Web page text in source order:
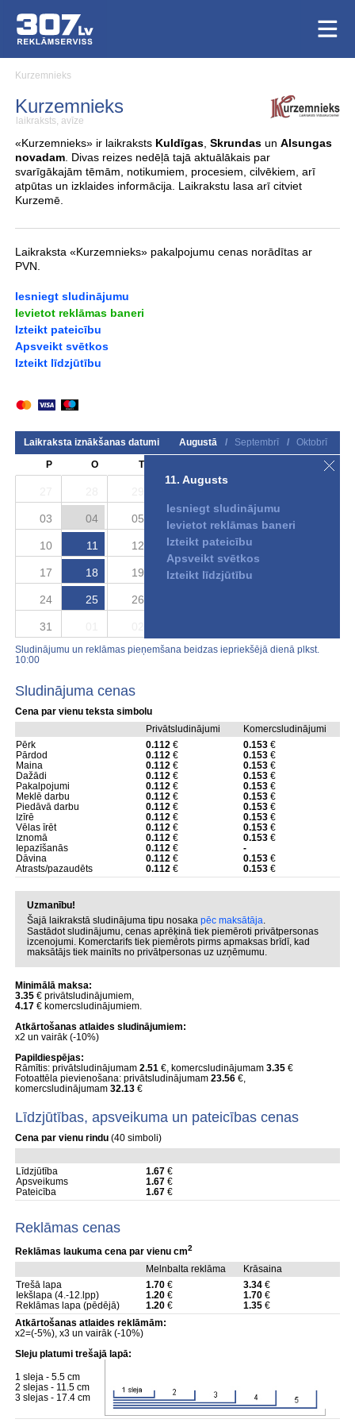
Kurzemnieks
Kurzemnieks
laikraksts, avīze
«Kurzemnieks» ir laikraksts Kuldīgas, Skrundasun Alsungas
novadam. Divas reizes nedēļā tajā aktuālākais par
svarīgākajām tēmām, notikumiem, procesiem, cilvēkiem, arī
atpūtas un izklaides informācija. Laikrakstu lasa arī citviet
Kurzemē.
Laikraksta «Kurzemnieks» pakalpojumu cenas norādītas ar
PVN.
Iesniegt sludinājumu
Ievietot reklāmas baneri
Izteikt pateicību
Apsveikt svētkos
Izteikt līdzjūtību
Laikraksta iznākšanas datumi Augustā / Septembrī /
Oktobrī
P
O T S
03 04 05 06 07
10 11 12 13 14
17 18 19 20 21
24 25 26
31
11. Augusts
Iesniegt sludinājumu
Ievietot reklāmas baneri
Izteikt pateicību
Apsveikt svētkos
Izteikt līdzjūtību
Sludinājumu un reklāmas pieņemšana beidzas iepriekšējā dienā plkst.
10:00
Sludinājuma cenas
Cena par vienu teksta simbolu
Privātsludinājumi
Komercsludinājumi
Pērk
0.112€ 0.153€
Pārdod
0.112€ 0.153€
Maina
0.112€ 0.153€
Dažādi
0.112€ 0.153€
Pakalpojumi
0.112€ 0.153€
Meklē darbu
0.112€ 0.153€
Piedāvā darbu
0.112€ 0.153€
Izīrē
0.112€ 0.153€
Vēlas īrēt
0.112€ 0.153€
Iznomā
0.112€ 0.153€
Iepazīšanās
0.112€
-
Dāvina
0.112€ 0.153€
Atrasts/pazaudēts
0.112€ 0.153€
Uzmanību!
Šajā laikrakstā sludinājuma tipu nosaka pēc maksātāja.
Sastādot sludinājumu, cenas aprēķinā tiek piemēroti privātpersonas
izcenojumi. Komerctarifs tiek piemērots pirms apmaksas brīdī, kad
maksātājs tiek mainīts no privātpersonas uz uzņēmumu.
Minimālā maksa:
3.35€ privātsludinājumiem,
4.17€ komercsludinājumiem.
Atkārtošanas atlaides sludinājumiem:
x2 un vairāk (-10%)
Papildiespējas:
Rāmītis: privātsludinājumam 2.51€, komercsludinājumam 3.35€
Fotoattēla pievienošana: privātsludinājumam 23.56€,
komercsludinājumam 32.13€
Līdzjūtības, apsveikuma un pateicības cenas
Cena par vienu rindu (40 simboli)
Līdzjūtība 1.67€
Apsveikums
1.67€
Pateicība
1.67€
Reklāmas cenas
Reklāmas laukuma cena par vienu cm2
Melnbalta reklāma
Krāsaina
Trešā lapa
1.70€ 3.34€
Iekšlapa (4.-12.lpp)
1.20€ 1.70€
Reklāmas lapa (pēdējā)
1.20€ 1.35€
Atkārtošanas atlaides reklāmām:
x2=(-5%), x3 un vairāk (-10%)
Sleju platumi trešajā lapā:
1 sleja - 5.5 cm
2 slejas - 11.5 cm
3 slejas - 17.4 cm